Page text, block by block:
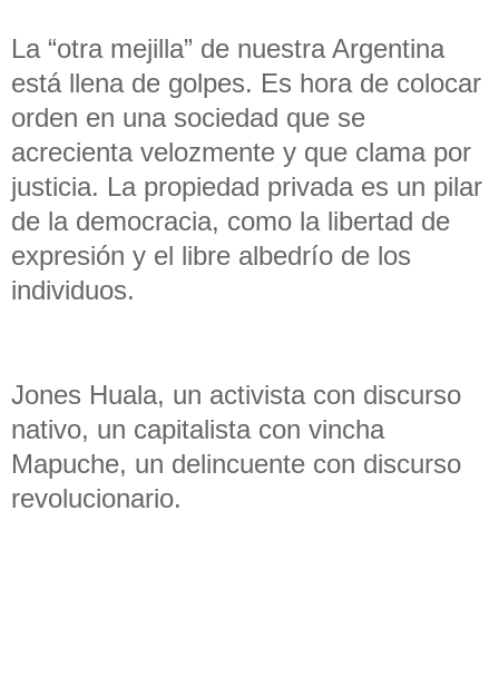
La “otra mejilla” de nuestra Argentina
está llena de golpes. Es hora de colocar
orden en una sociedad que se
acrecienta velozmente y que clama por
justicia. La propiedad privada es un pilar
de la democracia, como la libertad de
expresión y el libre albedrío de los
individuos.
Jones Huala, un activista con discurso
nativo, un capitalista con vincha
Mapuche, un delincuente con discurso
revolucionario.